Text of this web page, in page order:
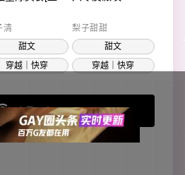
清
甜文
穿越｜快穿
梨子甜甜
甜文
穿越｜快穿
来看更多吧